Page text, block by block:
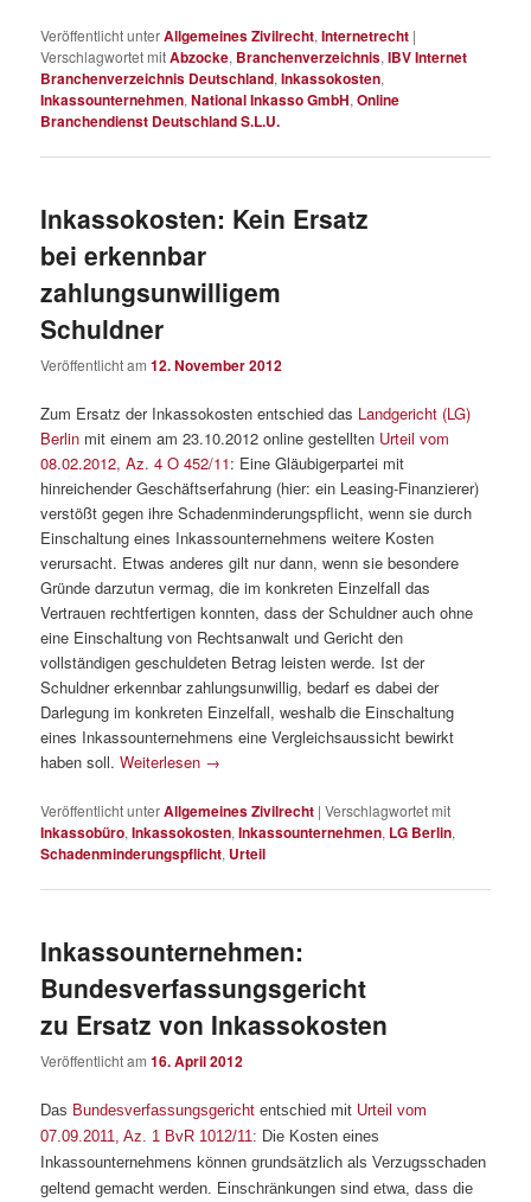
Veröffentlicht unterAllgemeines Zivilrecht,Internetrecht |
Verschlagwortet mitAbzocke, Branchenverzeichnis,IBV Internet
Branchenverzeichnis Deutschland,Inkassokosten,
Inkassounternehmen,National Inkasso GmbH,Online
Branchendienst Deutschland S.L.U.
Inkassokosten: Kein Ersatz
bei erkennbar
zahlungsunwilligem
Schuldner
Veröffentlicht am12. November 2012
Zum Ersatz der Inkassokosten entschied das Landgericht (LG)
Berlin mit einem am 23.10.2012 online gestellten Urteil vom
08.02.2012, Az. 4 O 452/11: Eine Gläubigerpartei mit
hinreichender Geschäftserfahrung (hier: ein Leasing-Finanzierer)
verstößt gegen ihre Schadenminderungspflicht, wenn sie durch
Einschaltung eines Inkassounternehmens weitere Kosten
verursacht. Etwas anderes gilt nur dann, wenn sie besondere
Gründe darzutun vermag, die im konkreten Einzelfall das
Vertrauen rechtfertigen konnten, dass der Schuldner auch ohne
eine Einschaltung von Rechtsanwalt und Gericht den
vollständigen geschuldeten Betrag leisten werde. Ist der
Schuldner erkennbar zahlungsunwillig, bedarf es dabei der
Darlegung im konkreten Einzelfall, weshalb die Einschaltung
eines Inkassounternehmens eine Vergleichsaussicht bewirkt
haben soll.Weiterlesen →
Veröffentlicht unterAllgemeines Zivilrecht |Verschlagwortet mit
Inkassobüro,Inkassokosten,Inkassounternehmen, LG Berlin,
Schadenminderungspflicht, Urteil
Inkassounternehmen:
Bundesverfassungsgericht
zu Ersatz von Inkassokosten
Veröffentlicht am16. April 2012
Das Bundesverfassungsgericht entschied mit Urteil vom
07.09.2011, Az. 1 BvR 1012/11: Die Kosten eines
Inkassounternehmens können grundsätzlich als Verzugsschaden
geltend gemacht werden. Einschränkungen sind etwa, dass die